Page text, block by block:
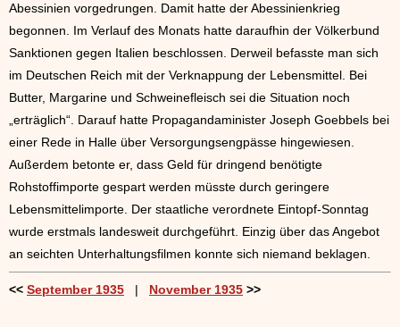
Abessinien vorgedrungen. Damit hatte der Abessinienkrieg
begonnen. Im Verlauf des Monats hatte daraufhin der Völkerbund
Sanktionen gegen Italien beschlossen. Derweil befasste man sich
im Deutschen Reich mit der Verknappung der Lebensmittel. Bei
Butter, Margarine und Schweinefleisch sei die Situation noch
„erträglich“. Darauf hatte Propagandaminister Joseph Goebbels bei
einer Rede in Halle über Versorgungsengpässe hingewiesen.
Außerdem betonte er, dass Geld für dringend benötigte
Rohstoffimporte gespart werden müsste durch geringere
Lebensmittelimporte. Der staatliche verordnete Eintopf-Sonntag
wurde erstmals landesweit durchgeführt. Einzig über das Angebot
an seichten Unterhaltungsfilmen konnte sich niemand beklagen.
<< September 1935 | November 1935 >>